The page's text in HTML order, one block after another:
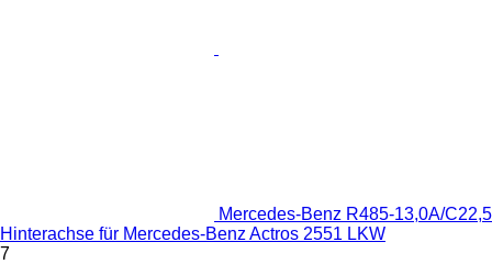
Mercedes-Benz R485-13,0A/C22,5
Hinterachse für Mercedes-Benz Actros 2551 LKW
7